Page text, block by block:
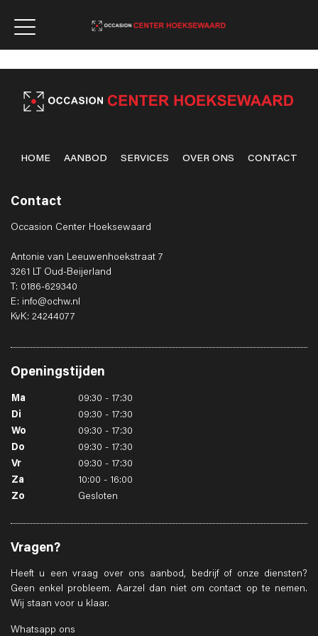
HOME AANBOD SERVICES OVER ONS CONTACT
Contact
Occasion Center Hoeksewaard
Antonie van Leeuwenhoekstraat 7
3261 LT Oud-Beijerland
T: 0186-629340
E: info@ochw.nl
KvK: 24244077
Openingstijden
Ma
09:30 - 17:30
Di
09:30 - 17:30
Wo
09:30 - 17:30
Do
09:30 - 17:30
Vr
09:30 - 17:30
Za
10:00 - 16:00
Zo
Gesloten
Vragen?
Heeft u een vraag over ons aanbod, bedrijf of onze diensten?
Geen enkel probleem. Aarzel dan niet om contact op te nemen.
Wij staan voor u klaar.
Whatsapp ons